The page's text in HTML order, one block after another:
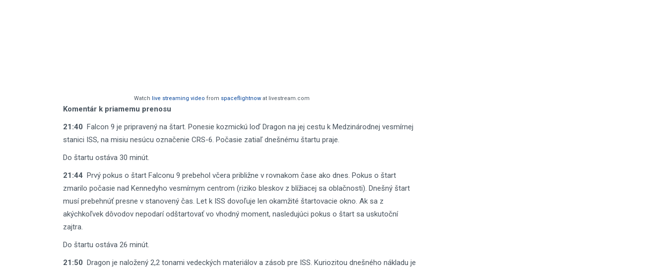
Watch live streaming video from spaceflightnow at livestream.com
Komentár k priamemu prenosu
21:40 Falcon 9 je pripravený na štart. Ponesie kozmickú loď Dragon na jej cestu k Medzinárodnej vesmírnej
stanici ISS, na misiu nesúcu označenie CRS-6. Počasie zatiaľ dnešnému štartu praje.
Do štartu ostáva 30 minút.
21:44 Prvý pokus o štart Falconu 9 prebehol včera približne v rovnakom čase ako dnes. Pokus o štart
zmarilo počasie nad Kennedyho vesmírnym centrom (riziko bleskov z blížiacej sa oblačnosti). Dnešný štart
musí prebehnúť presne v stanovený čas. Let k ISS dovoľuje len okamžité štartovacie okno. Ak sa z
akýchkoľvek dôvodov nepodarí odštartovať vo vhodný moment, nasledujúci pokus o štart sa uskutoční
zajtra.
Do štartu ostáva 26 minút.
21:50 Dragon je naložený 2,2 tonami vedeckých materiálov a zásob pre ISS. Kuriozitou dnešného nákladu je